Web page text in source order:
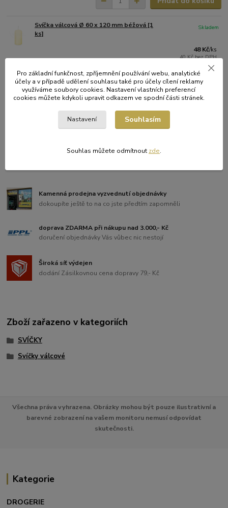
Svíčka válcová Ø 60 x 120 mm béžová [1
ks]
48 Kč/ks
40 Kčbez DPH
Skladem
Přidat do košíku
Svíčka válcová Ø 60 x 120 mm žlutá [1
Skladem
Kamenná prodejna vyzvednutí objednávky
dokoupíte ještě to na co jste předtím zapomněli
doprava ZDARMA při nákupu nad 3.000,- Kč
doručení objednávky Vás vůbec nic nestojí
Široká síť výdejen
dodání Zásilkovnou cena dopravy 79,- Kč
Zboží zařazeno v kategoriích
SVÍČKY
Svíčky válcové
Všechna práva vyhrazena. Obrázky mohou být pouze ilustrativní a
barevné zobrazení na vašem monitoru nemusí odpovídat
skutečnosti.
Kategorie
DROGERIE
Pro základní funkčnost, zpříjemnění používání webu, analytické
účely a v případě udělení souhlasu také pro účely cílení reklamy
využíváme soubory cookies. Nastavení vlastních preferencí
cookies můžete kdykoli upravit odkazem ve spodní části stránek.
Nastavení Souhlasím
Souhlas můžete odmítnout zde.